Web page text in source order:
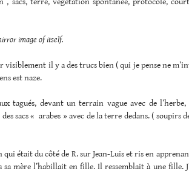
, sacs, terre, végétation spontanée, protocole,
image of itself.
visiblement il y a des trucs bien ( qui je pense ne
est naze.
tagués, devant un terrain vague avec de
sacs « arabes » avec de la terre dedans. ( soupirs
était du côté de R. sur Jean-Luis et ris en
sa mère l’habillait en fille. Il ressemblait à une fille.